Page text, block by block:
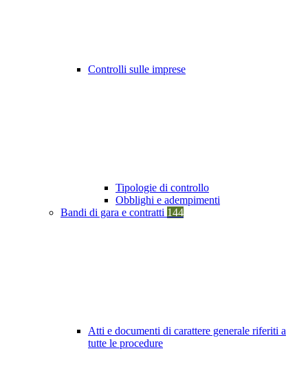
Controlli sulle imprese
Tipologie di controllo
Obblighi e adempimenti
Bandi di gara e contratti 144
Atti e documenti di carattere generale riferiti a
tutte le procedure